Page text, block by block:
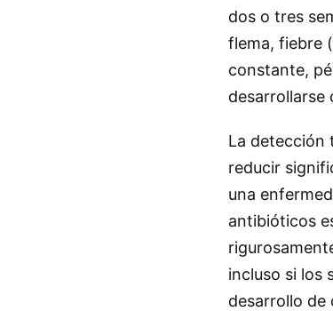
dos o tres
flema, fiebre
constante,
desarrollarse
La detección
reducir
una
antibióticos
incluso si los
desarrollo de